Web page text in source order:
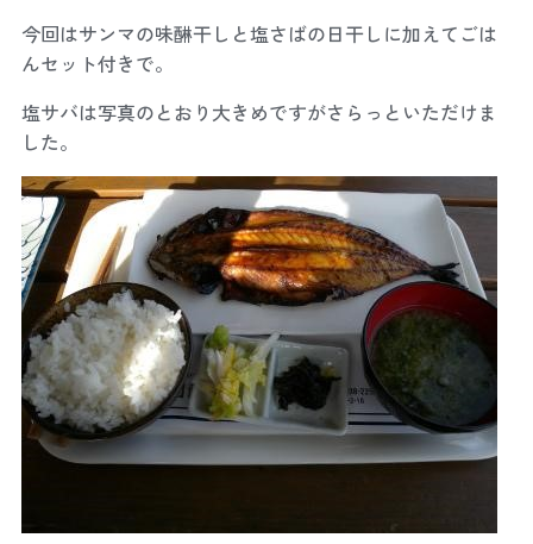
今回はサンマの味醂干しと塩さばの日干しに加えてごは
んセット付きで。
塩サバは写真のとおり大きめですがさらっといただけま
した。